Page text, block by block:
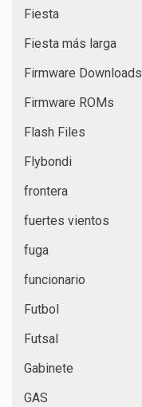
Fiesta
Fiesta más larga
Firmware Downloads
Firmware ROMs
Flash Files
Flybondi
frontera
fuertes vientos
fuga
funcionario
Futbol
Futsal
Gabinete
GAS